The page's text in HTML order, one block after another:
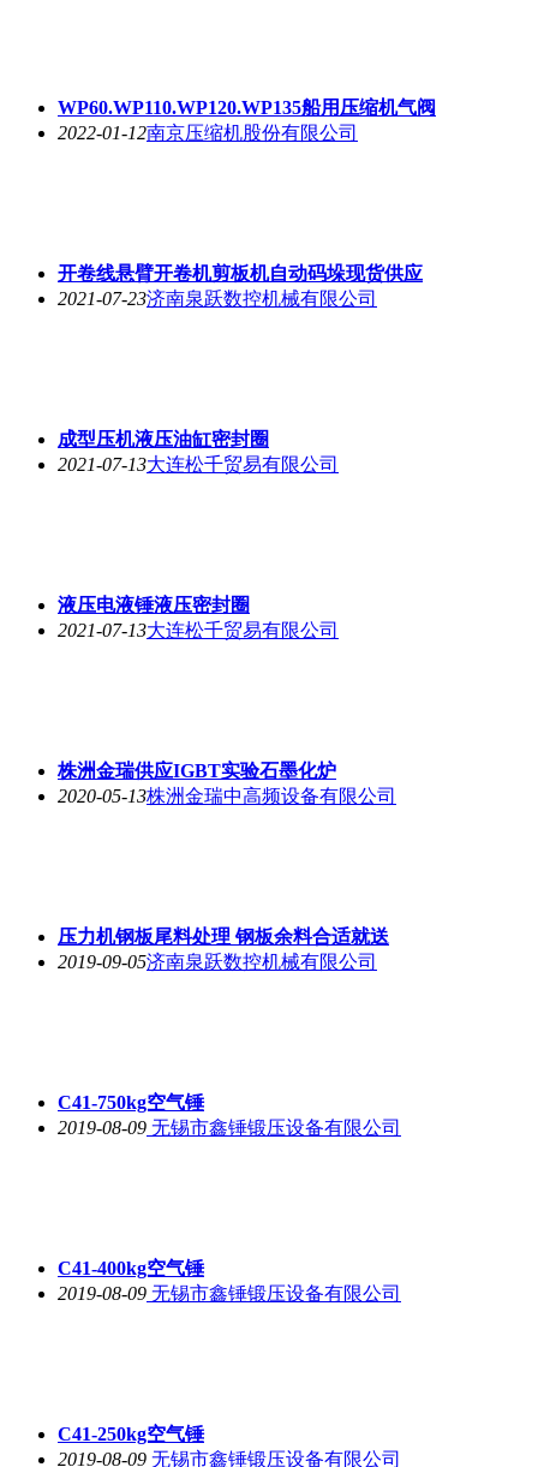
WP60.WP110.WP120.WP135船用压缩机气阀
2022-01-12南京压缩机股份有限公司
开卷线悬臂开卷机剪板机自动码垛现货供应
2021-07-23济南泉跃数控机械有限公司
成型压机液压油缸密封圈
2021-07-13大连松千贸易有限公司
液压电液锤液压密封圈
2021-07-13大连松千贸易有限公司
株洲金瑞供应IGBT实验石墨化炉
2020-05-13株洲金瑞中高频设备有限公司
压力机钢板尾料处理 钢板余料合适就送
2019-09-05济南泉跃数控机械有限公司
C41-750kg空气锤
2019-08-09 无锡市鑫锤锻压设备有限公司
C41-400kg空气锤
2019-08-09 无锡市鑫锤锻压设备有限公司
C41-250kg空气锤
2019-08-09 无锡市鑫锤锻压设备有限公司